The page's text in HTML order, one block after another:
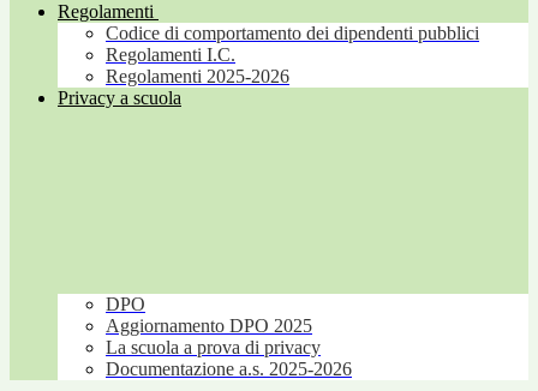
Regolamenti
Codice di comportamento dei dipendenti pubblici
Regolamenti I.C.
Regolamenti 2025-2026
Privacy a scuola
DPO
Aggiornamento DPO 2025
La scuola a prova di privacy
Documentazione a.s. 2025-2026